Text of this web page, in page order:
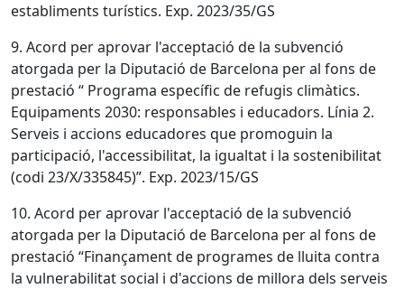
establiments turístics. Exp. 2023/35/GS
9. Acord per aprovar l'acceptació de la subvenció
atorgada per la Diputació de Barcelona per al fons de
prestació “ Programa específic de refugis climàtics.
Equipaments 2030: responsables i educadors. Línia 2.
Serveis i accions educadores que promoguin la
participació, l'accessibilitat, la igualtat i la sostenibilitat
(codi 23/X/335845)”. Exp. 2023/15/GS
10. Acord per aprovar l'acceptació de la subvenció
atorgada per la Diputació de Barcelona per al fons de
prestació “Finançament de programes de lluita contra
la vulnerabilitat social i d'accions de millora dels serveis